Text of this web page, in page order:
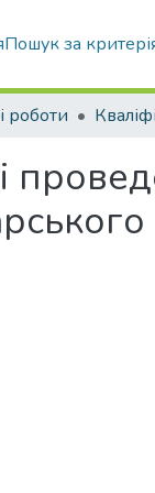
Пошук за
роботи